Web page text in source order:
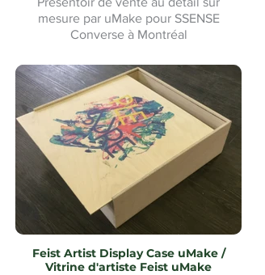
mesure par uMake pour SSENSE
Converse à Montréal
Feist Artist Display Case uMake /
Vitrine d'artiste Feist uMake